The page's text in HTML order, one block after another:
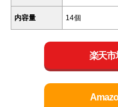
内容量 14個
楽天市